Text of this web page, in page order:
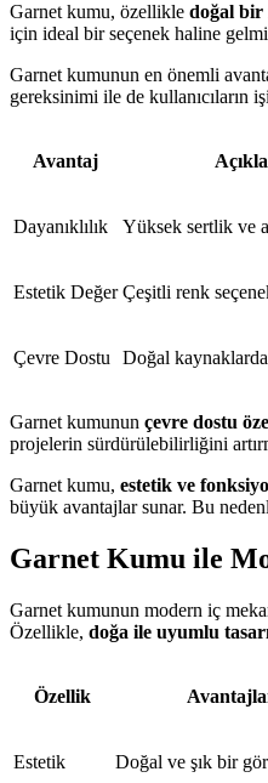
Garnet kumu, özellikle doğal bir
için ideal bir seçenek haline
Garnet kumunun en önemli
gereksinimi ile de kullanıcıların
Avantaj
Dayanıklılık Yüksek sertlik ve
Estetik Değer Çeşitli renk
Çevre Dostu Doğal
Garnet kumunun çevre dostu
projelerin sürdürülebilirliğini
Garnet kumu, estetik ve
büyük avantajlar sunar. Bu
Garnet Kumu ile
Garnet kumunun modern iç
Özellikle, doğa ile uyumlu
Özellik
Estetik Doğal ve şık bir